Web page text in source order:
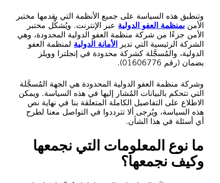
وتنطبق هذه السياسة على جميع الأنظمة التي يقدمها مختبر
الأمن بمنظمة العفو الدولية عبر الإنترنت. ويُشكِّل مختبر
الأمن جزءًا من شركة منظمة العفو الدولية المحدودة، وهي
الشركة الرئيسية التي تدير الأمانة الدولية لمنظمة العفو
الدولية، والمُسجَّلة كشركة محدودة في إنجلترا وويلز
بضمان (رقم 01606776).
وشركة منظمة العفو الدولية المحدودة هي الجهة المُسجَّلة
التي تتحكم بالبيانات المُشار إليها في هذه السياسة. ويمكن
الاطلاع على التفاصيل الكاملة المتعلقة بنا في نهاية نص
هذه السياسة، ويُرجى ألا تترددوا في التواصل معنا لطرح
أي أسئلة في هذا الشأن.
ما نوع المعلومات التي نجمعها
وكيف نجمعها؟